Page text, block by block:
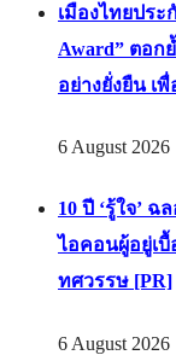
เมืองไทยประ
Award” ตอ
อย่างยั่งยืน เ
6 August 2026
10 ปี ‘รู้ใจ’
ไอคอนผู้อยู่เ
ทศวรรษ [PR]
6 August 2026